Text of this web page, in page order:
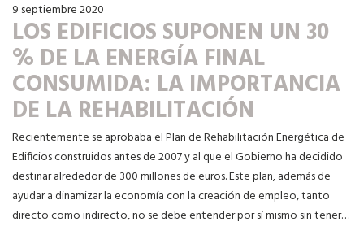
9 septiembre 2020
LOS EDIFICIOS SUPONEN UN 30
% DE LA ENERGÍA FINAL
CONSUMIDA: LA IMPORTANCIA
DE LA REHABILITACIÓN
Recientemente se aprobaba el Plan de Rehabilitación Energética de
Edificios construidos antes de 2007 y al que el Gobierno ha decidido
destinar alrededor de 300 millones de euros. Este plan, además de
ayudar a dinamizar la economía con la creación de empleo, tanto
directo como indirecto, no se debe entender por sí mismo sin tener…